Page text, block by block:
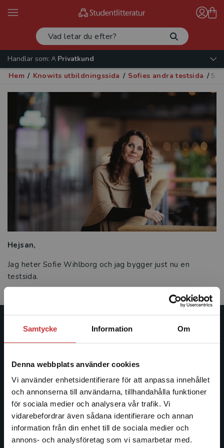
Samtycke Information Om
Denna webbplats använder cookies
Vi använder enhetsidentifierare för att anpassa innehållet
och annonserna till användarna, tillhandahålla funktioner
för sociala medier och analysera vår trafik. Vi
vidarebefordrar även sådana identifierare och annan
information från din enhet till de sociala medier och
annons- och analysföretag som vi samarbetar med.
Begränsad fraktregion
Handlar som:
Privatkund
Hem / Knowits utbildningssida / Sofies andra testsida /
Hejsan,
Jag heter Sofie Wihlborg och jag bygger just nu en
testsida.
Studentlitteratur
ledande utbildningsförlag. Med läromedel, kurslitteratur,
facklitteratur, utbildningar och digitala
informationstjänster i utbudet, finns Studentlitteratur med
längs hela kunskapsresan.
Kontakta oss